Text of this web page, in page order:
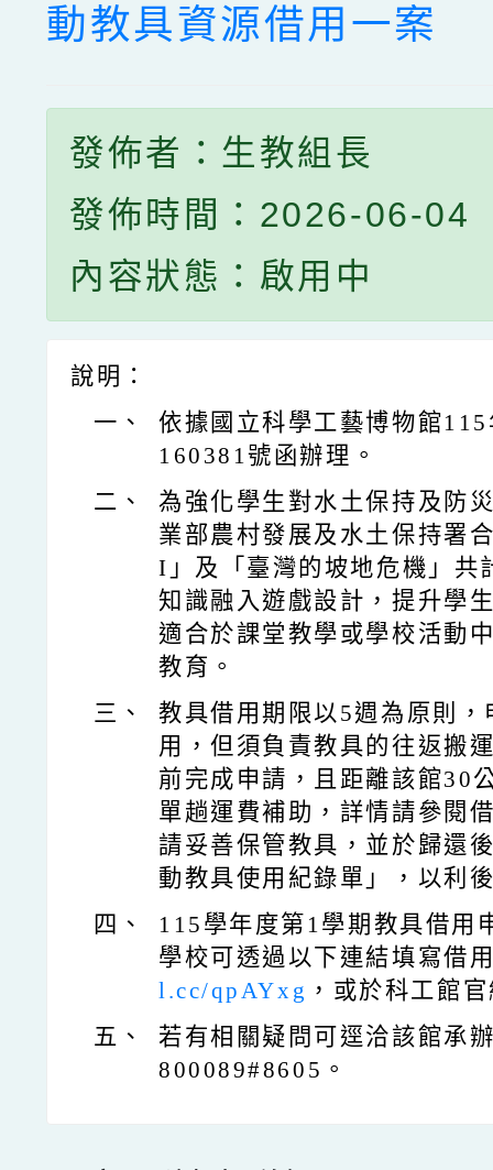
動教具資源借用一案
發佈者：生教組長
發佈時間：2026-06-04
內容狀態：啟用中
說明：
一、
依據國立科學工藝博物館
160381號函辦理。
二、
為強化學生對水土保持及防
業部農村發展及水土保持署
I」及「臺灣的坡地危機」共
知識融入遊戲設計，提升學
適合於課堂教學或學校活動
教育。
三、
教具借用期限以5週為原則
用，但須負責教具的往返搬
前完成申請，且距離該館30
單趟運費補助，詳情請參閱
請妥善保管教具，並於歸還
動教具使用紀錄單」，以利
四、
115學年度第1學期教具借用
學校可透過以下連結填寫借
l.cc/qpAYxg ，或於科工館
五、
若有相關疑問可逕洽該館承
800089#8605。